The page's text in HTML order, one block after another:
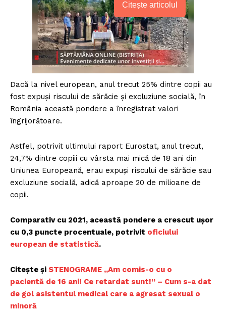
Citește articolul
Dacă la nivel european, anul trecut 25% dintre copii au
fost expuși riscului de sărăcie și excluziune socială, în
România această pondere a înregistrat valori
îngrijorătoare.
Astfel, potrivit ultimului raport Eurostat, anul trecut,
24,7% dintre copiii cu vârsta mai mică de 18 ani din
Uniunea Europeană, erau expuși riscului de sărăcie sau
excluziune socială, adică aproape 20 de milioane de
copii.
Comparativ cu 2021, această pondere a crescut ușor
cu 0,3 puncte procentuale, potrivit oficiului
european de statistică.
Citește și STENOGRAME „Am comis-o cu o
pacientă de 16 ani! Ce retardat sunt!” – Cum s-a dat
de gol asistentul medical care a agresat sexual o
minoră